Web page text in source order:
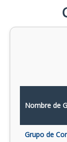
Nombre de
Grupo de